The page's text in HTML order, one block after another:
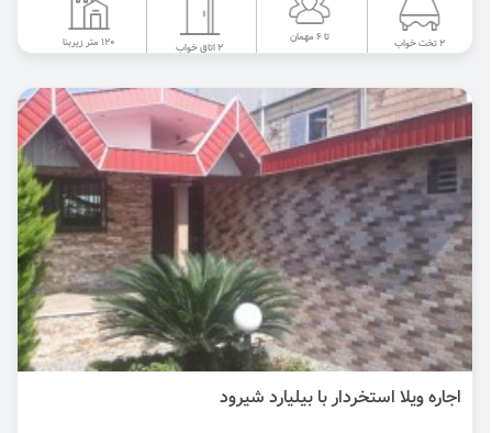
2 تخت خواب تا 6 مهمان
2 اتاق خواب 120 متر زیربنا
اجاره ویلا استخردار با بیلیارد شیرود